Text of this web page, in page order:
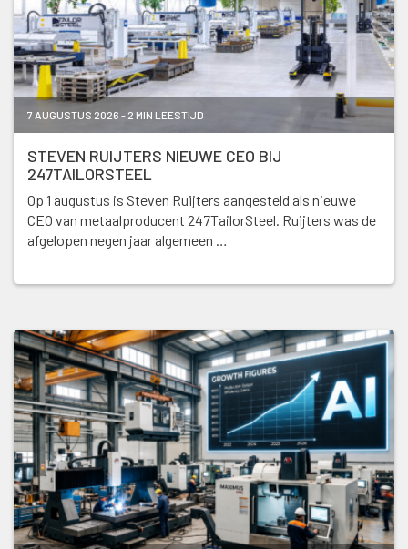
7 AUGUSTUS 2026 - 2 MIN LEESTIJD
STEVEN RUIJTERS NIEUWE CEO BIJ
247TAILORSTEEL
Op 1 augustus is Steven Ruijters aangesteld als nieuwe
CEO van metaalproducent 247TailorSteel. Ruijters was de
afgelopen negen jaar algemeen …